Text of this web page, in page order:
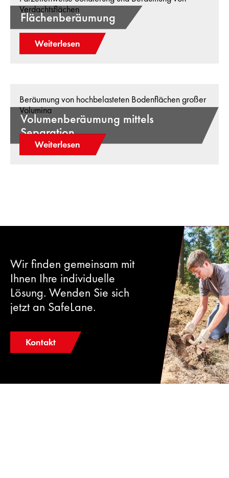
Flächenberäumung
Verdachtsflächen
Weiterlesen
Volumenberäumung mittels
Separation
Beräumung von hochbelasteten Bodenflächen großer
Volumina
Weiterlesen
Wir finden gemeinsam mit
Ihnen Ihre individuelle
Lösung. Wenden Sie sich
jetzt an SafeLane.
Kontakt